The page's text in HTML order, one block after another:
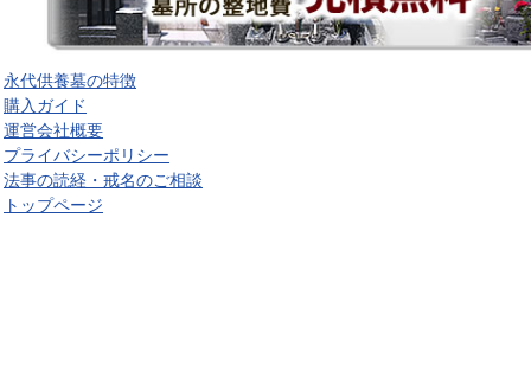
永代供養墓の特徴
購入ガイド
運営会社概要
プライバシーポリシー
法事の読経・戒名のご相談
トップページ